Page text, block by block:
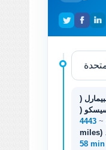
(
(
~
miles)
58 min